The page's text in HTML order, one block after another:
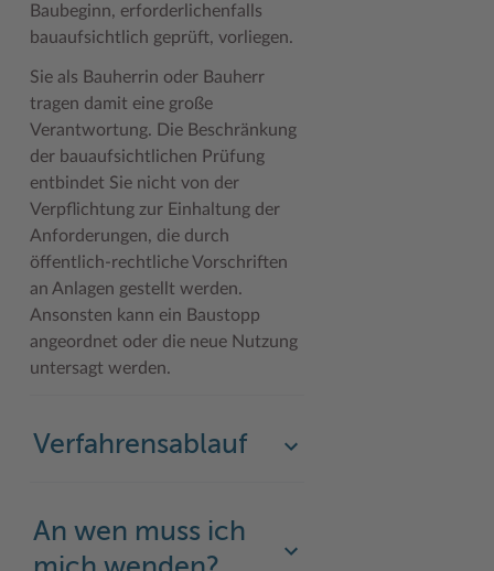
Baubeginn, erforderlichenfalls
bauaufsichtlich geprüft, vorliegen.
Sie als Bauherrin oder Bauherr
tragen damit eine große
Verantwortung. Die Beschränkung
der bauaufsichtlichen Prüfung
entbindet Sie nicht von der
Verpflichtung zur Einhaltung der
Anforderungen, die durch
öffentlich-rechtliche Vorschriften
an Anlagen gestellt werden.
Ansonsten kann ein Baustopp
angeordnet oder die neue Nutzung
untersagt werden.
Verfahrensablauf
An wen muss ich